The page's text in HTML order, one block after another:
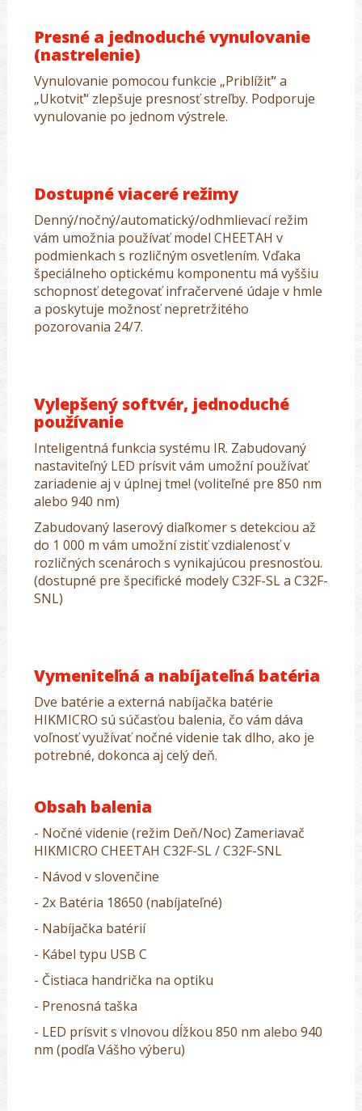
Presné a jednoduché vynulovanie
(nastrelenie)
Vynulovanie pomocou funkcie „Priblížiť“ a
„Ukotviť“ zlepšuje presnosť streľby. Podporuje
vynulovanie po jednom výstrele.
Dostupné viaceré režimy
Denný/nočný/automatický/odhmlievací režim
vám umožnia používať model CHEETAH v
podmienkach s rozličným osvetlením. Vďaka
špeciálneho optickému komponentu má vyššiu
schopnosť detegovať infračervené údaje v hmle
a poskytuje možnosť nepretržitého
pozorovania 24/7.
Vylepšený softvér, jednoduché
používanie
Inteligentná funkcia systému IR. Zabudovaný
nastaviteľný LED prísvit vám umožní používať
zariadenie aj v úplnej tme! (voliteľné pre 850 nm
alebo 940 nm)
Zabudovaný laserový diaľkomer s detekciou až
do 1 000 m vám umožní zistiť vzdialenosť v
rozličných scenároch s vynikajúcou presnosťou.
(dostupné pre špecifické modely C32F-SL a C32F-
SNL)
Vymeniteľná a nabíjateľná batéria
Dve batérie a externá nabíjačka batérie
HIKMICRO sú súčasťou balenia, čo vám dáva
voľnosť využívať nočné videnie tak dlho, ako je
potrebné, dokonca aj celý deň.
Obsah balenia
- Nočné videnie (režim Deň/Noc) Zameriavač
HIKMICRO CHEETAH C32F-SL / C32F-SNL
- Návod v slovenčine
- 2x Batéria 18650 (nabíjateľné)
- Nabíjačka batérií
- Kábel typu USB C
- Čistiaca handrička na optiku
- Prenosná taška
- LED prísvit s vlnovou dĺžkou 850 nm alebo 940
nm (podľa Vášho výberu)